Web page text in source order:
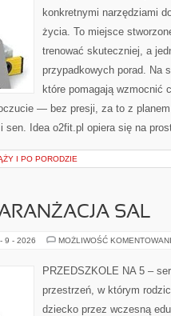
konkretnymi narzędziami
życia. To miejsce
trenować skuteczniej, a
przypadkowych porad. Na
które pomagają wzmocnić
— bez presji, za to z
i sen. Idea o2fit.pl opiera się na
I PO PORODZIE
SAL
9 - 2026 MOŻLIWOŚĆ
PRZEDSZKOLE NA 5 –
przestrzeń, w którym
dziecko przez wczesną